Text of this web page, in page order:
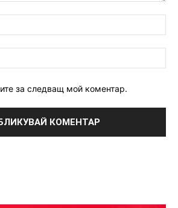
за следващ мой коментар.